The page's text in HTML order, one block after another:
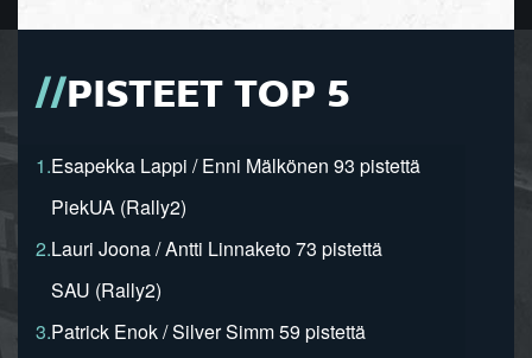
PISTEET TOP 5
1.Esapekka Lappi / Enni Mälkönen 93 pistettä
PiekUA (Rally2)
2.Lauri Joona / Antti Linnaketo 73 pistettä
SAU (Rally2)
3.Patrick Enok / Silver Simm 59 pistettä